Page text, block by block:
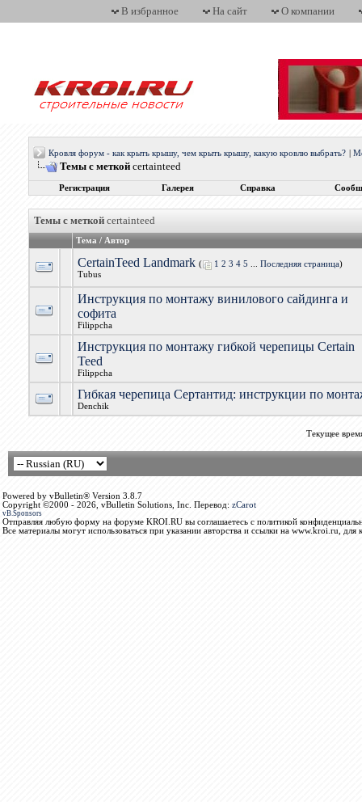
В избранное На сайт О компании
Кровля форум - как крыть крышу, чем крыть крышу, какую кровлю выбрать?
Темы с меткой certainteed
Регистрация Галерея Справка
Темы с меткой certainteed
Тема / Автор
CertainTeed Landmark ( 1 2 3 4 5 Последняя страница)
Tubus
Инструкция по монтажу винилового сайдинга и
софита
Filippcha
Инструкция по монтажу гибкой черепицы Certain
Teed
Filippcha
Гибкая черепица Сертантид: инструкции по
Denchik
Текущее
Powered by vBulletin® Version 3.8.7
Copyright ©2000 - 2026, vBulletin Solutions, Inc. Перевод: zCarot
vB.Sponsors
Отправляя любую форму на форуме KROI.RU вы соглашаетесь с политикой
Все материалы могут использоваться при указании авторства и ссылки на www.kroi.ru, для